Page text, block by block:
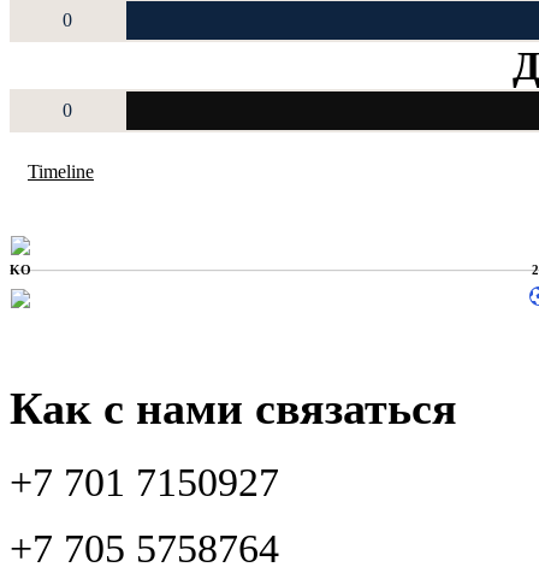
0
0
Timeline
KO
Как с нами связаться
+7 701 7150927
+7 705 5758764